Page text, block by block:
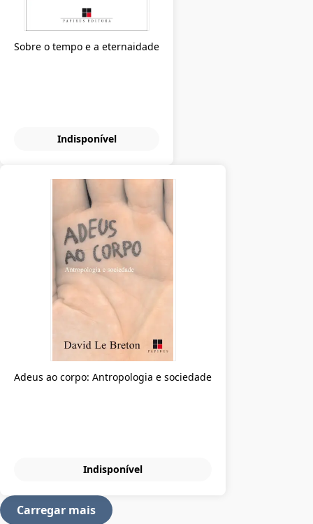
Sobre o tempo e a eternaidade
Indisponível
Adeus ao corpo: Antropologia e sociedade
Indisponível